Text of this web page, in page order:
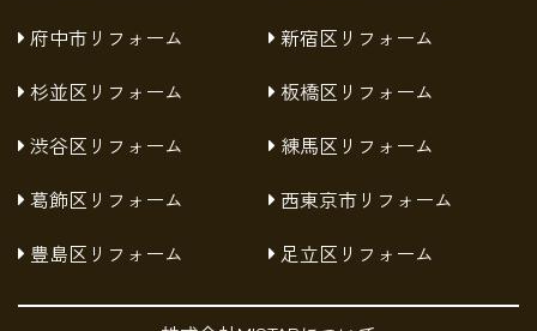
府中市リフォーム
新宿区リフォーム
杉並区リフォーム
板橋区リフォーム
渋谷区リフォーム
練馬区リフォーム
葛飾区リフォーム
西東京市リフォーム
豊島区リフォーム
足立区リフォーム